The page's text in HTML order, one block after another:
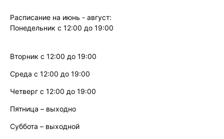
Расписание на июнь - август:
Понедельник с 12:00 до 19:00
Вторник с 12:00 до 19:00
Среда с 12:00 до 19:00
Четверг с 12:00 до 19:00
Пятница – выходно
Суббота – выходной